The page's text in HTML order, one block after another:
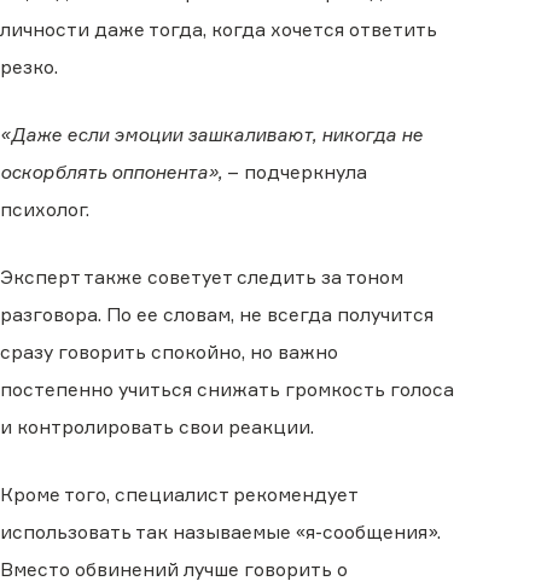
личности даже тогда, когда хочется ответить
резко.
«Даже если эмоции зашкаливают, никогда не
оскорблять оппонента», – подчеркнула
психолог.
Эксперт также советует следить за тоном
разговора. По ее словам, не всегда получится
сразу говорить спокойно, но важно
постепенно учиться снижать громкость голоса
и контролировать свои реакции.
Кроме того, специалист рекомендует
использовать так называемые «я-сообщения».
Вместо обвинений лучше говорить о